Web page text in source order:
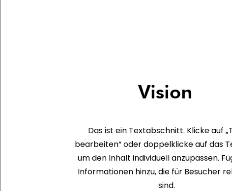
Vision
Das ist ein Textabschnitt. Klicke auf
bearbeiten“ oder doppelklicke auf das
um den Inhalt individuell anzupassen.
Informationen hinzu, die für Besucher
sind.